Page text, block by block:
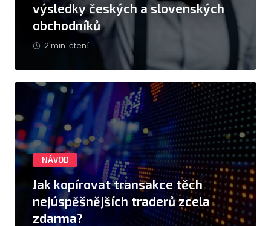
výsledky českých a slovenských
obchodníků
2 min. čtení
NÁVOD
Jak kopírovat transakce těch
nejúspěšnějších traderů zcela
zdarma?